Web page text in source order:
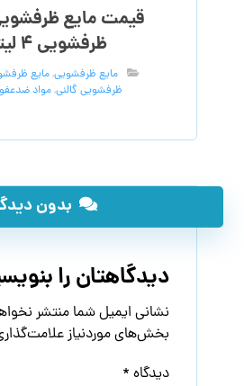
قیمت مایع
ظرفشویی ۴ لیتری
مایع ظرفشویی,مایع
ظرفشویی گالنی,مواد
بدون
دیدگاهتان را
نشانی ایمیل شما منتشر
بخش‌های موردنیاز
دیدگاه *